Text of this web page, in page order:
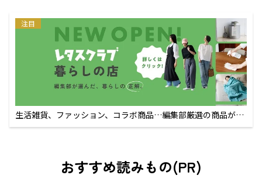
注目
生活雑貨、ファッション、コラボ商品…編集部厳選の商品が買
えるECサイト
おすすめ読みもの(PR)